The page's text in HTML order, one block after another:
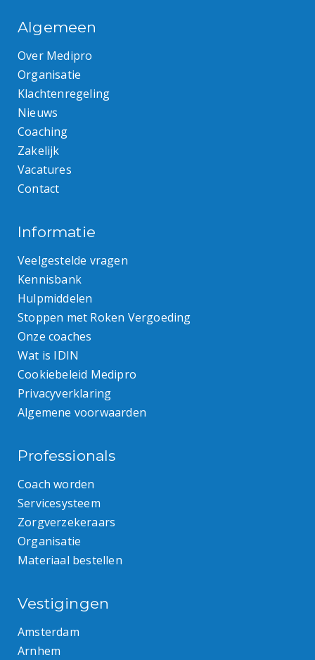
Algemeen
Over Medipro
Organisatie
Klachtenregeling
Nieuws
Coaching
Zakelijk
Vacatures
Contact
Informatie
Veelgestelde vragen
Kennisbank
Hulpmiddelen
Stoppen met Roken Vergoeding
Onze coaches
Wat is IDIN
Cookiebeleid Medipro
Privacyverklaring
Algemene voorwaarden
Professionals
Coach worden
Servicesysteem
Zorgverzekeraars
Organisatie
Materiaal bestellen
Vestigingen
Amsterdam
Arnhem